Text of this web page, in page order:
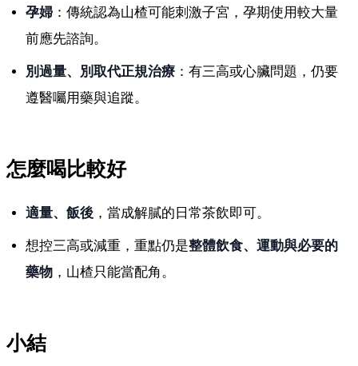
孕婦 ：傳統認為山楂可能刺激子宮，孕期使用較大量
前應先諮詢。
別過量、別取代正規治療 ：有三高或心臟問題，仍要
遵醫囑用藥與追蹤。
怎麼喝比較好
適量、飯後 ，當成解膩的日常茶飲即可。
想控三高或減重，重點仍是整體飲食、運動與必要的
藥物 ，山楂只能當配角。
小結